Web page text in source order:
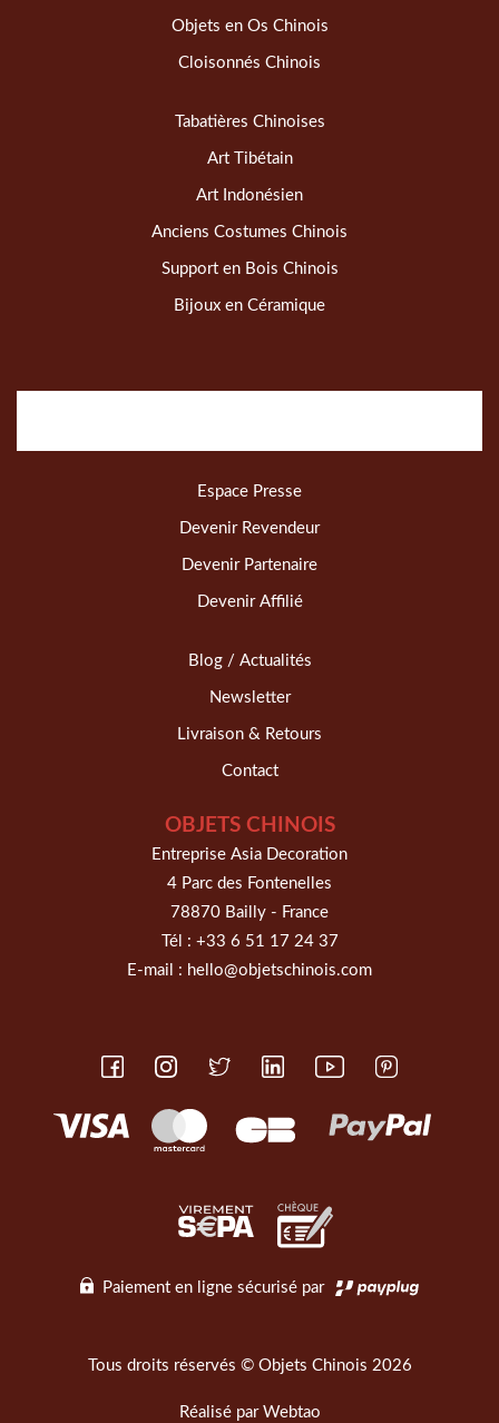
Objets en Os Chinois
Cloisonnés Chinois
Tabatières Chinoises
Art Tibétain
Art Indonésien
Anciens Costumes Chinois
Support en Bois Chinois
Bijoux en Céramique
Espace Presse
Devenir Revendeur
Devenir Partenaire
Devenir Affilié
Blog / Actualités
Newsletter
Livraison & Retours
Contact
OBJETS CHINOIS
Entreprise Asia Decoration
4 Parc des Fontenelles
78870 Bailly - France
Tél : +33 6 51 17 24 37
E-mail : hello@objetschinois.com
Paiement en ligne sécurisé par
Tous droits réservés © Objets Chinois 2026
Réalisé par Webtao